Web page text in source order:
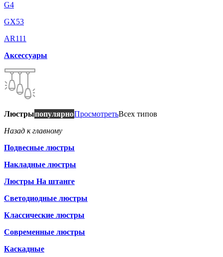
G4
GX53
AR111
Аксессуары
ЛюстрыпопулярноПросмотретьВсех типов
Назад к главному
Подвесные люстры
Накладные люстры
Люстры На штанге
Светодиодные люстры
Классические люстры
Современные люстры
Каскадные